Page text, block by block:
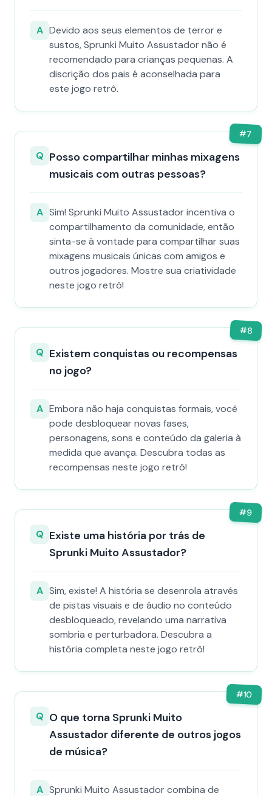
A Devido aos seus elementos de terror e
sustos, Sprunki Muito Assustador não é
recomendado para crianças pequenas. A
discrição dos pais é aconselhada para
este jogo retrô.
#7
Q Posso compartilhar minhas mixagens
musicais com outras pessoas?
A Sim! Sprunki Muito Assustador incentiva o
compartilhamento da comunidade, então
sinta-se à vontade para compartilhar suas
mixagens musicais únicas com amigos e
outros jogadores. Mostre sua criatividade
neste jogo retrô!
#8
Q Existem conquistas ou recompensas
no jogo?
A Embora não haja conquistas formais, você
pode desbloquear novas fases,
personagens, sons e conteúdo da galeria à
medida que avança. Descubra todas as
recompensas neste jogo retrô!
#9
Q Existe uma história por trás de
Sprunki Muito Assustador?
A Sim, existe! A história se desenrola através
de pistas visuais e de áudio no conteúdo
desbloqueado, revelando uma narrativa
sombria e perturbadora. Descubra a
história completa neste jogo retrô!
#10
Q O que torna Sprunki Muito
Assustador diferente de outros jogos
de música?
A Sprunki Muito Assustador combina de